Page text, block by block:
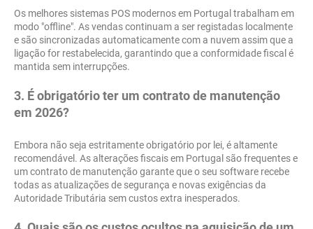
Os melhores sistemas POS modernos em Portugal trabalham em
modo "offline". As vendas continuam a ser registadas localmente
e são sincronizadas automaticamente com a nuvem assim que a
ligação for restabelecida, garantindo que a conformidade fiscal é
mantida sem interrupções.
3. É obrigatório ter um contrato de manutenção
em 2026?
Embora não seja estritamente obrigatório por lei, é altamente
recomendável. As alterações fiscais em Portugal são frequentes e
um contrato de manutenção garante que o seu software recebe
todas as atualizações de segurança e novas exigências da
Autoridade Tributária sem custos extra inesperados.